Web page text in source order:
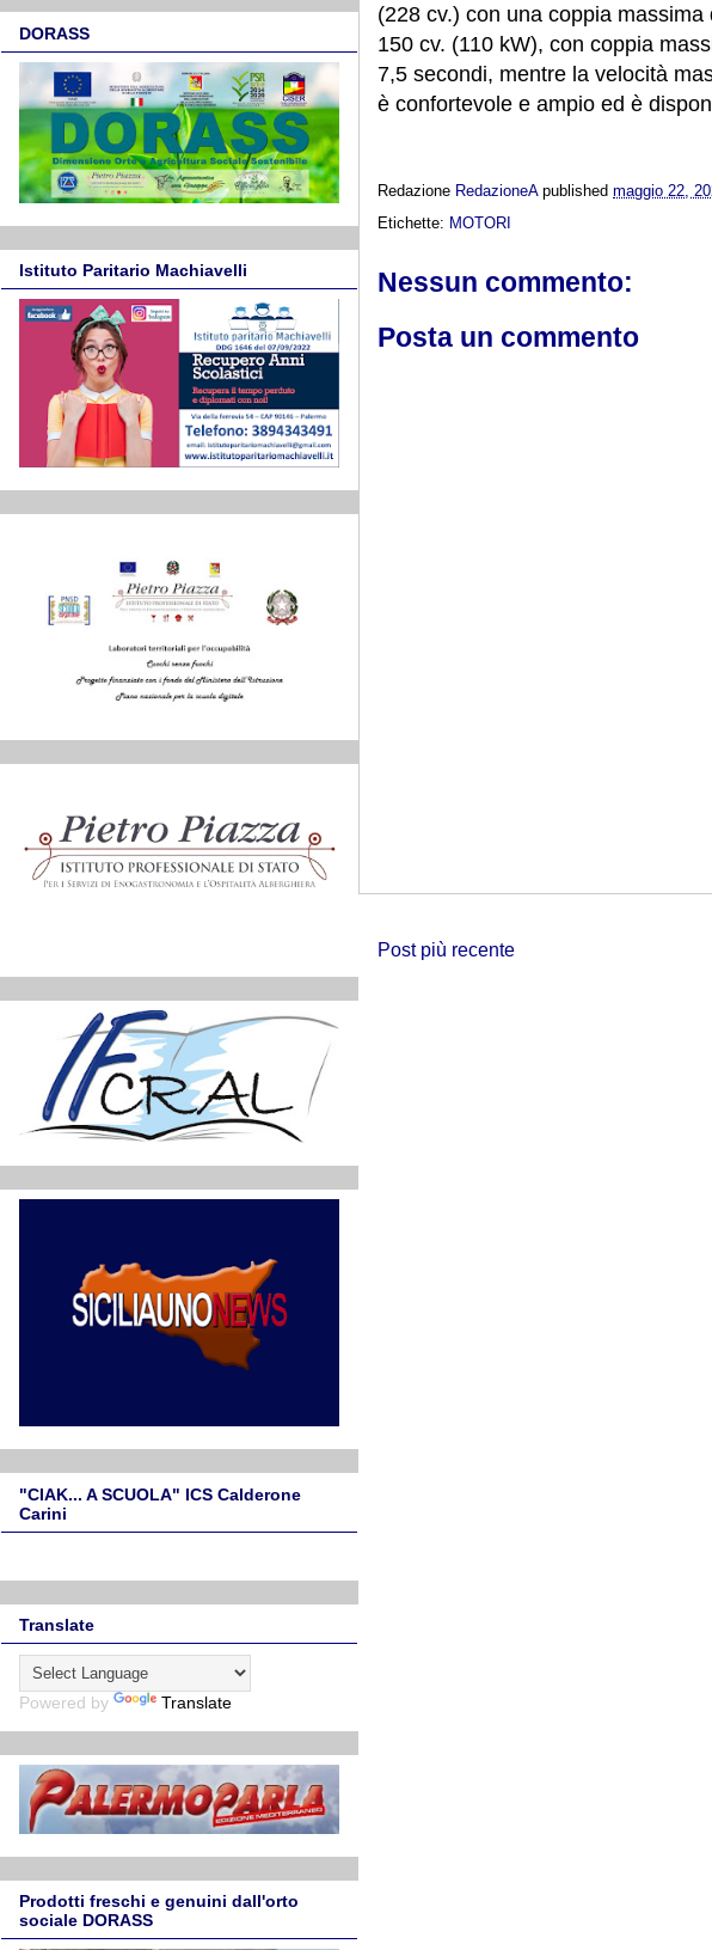
(228 cv.) con una coppia
150 cv. (110 kW), con coppia
7,5 secondi, mentre la velocità
è confortevole e ampio ed è
Redazione RedazioneA published maggio 22,
Etichette: MOTORI
Nessun commento:
Posta un commento
Post più recente
DORASS
Istituto Paritario Machiavelli
"CIAK... A SCUOLA" ICS Calderone
Carini
Translate
Powered by Translate
Prodotti freschi e genuini dall'orto
sociale DORASS